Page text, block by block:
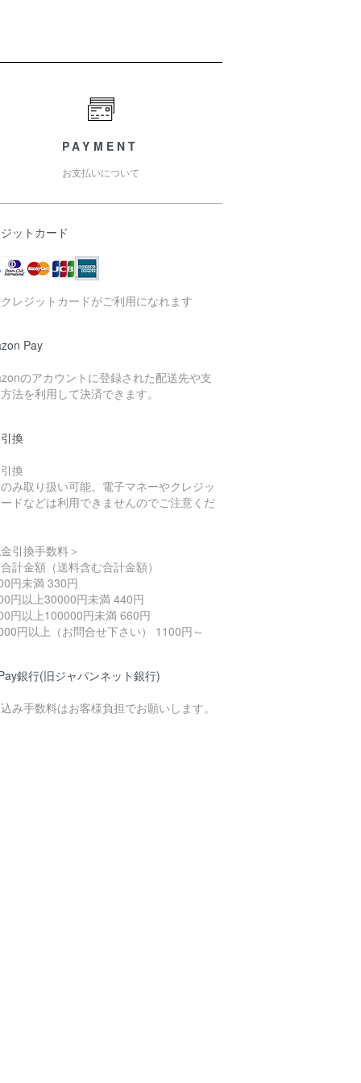
PAYMENT
お支払いについて
ットカード
レジットカードがご利用になれます
Pay
のアカウントに登録された配送先や支
法を利用して決済できます。
換
換
み取り扱い可能。電子マネーやクレジッ
ードなどは利用できませんのでご注意くだ
引換手数料＞
計金額（送料含む合計金額）
円未満 330円
円以上30000円未満 440円
円以上100000円未満 660円
円以上（お問合せ下さい） 1100円～
銀行(旧ジャパンネット銀行)
み手数料はお客様負担でお願いします。